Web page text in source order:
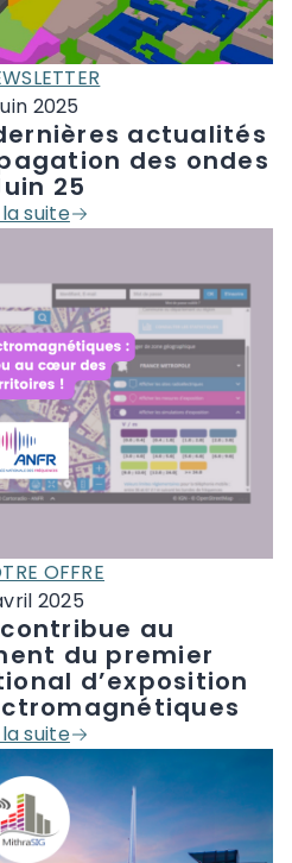
actualités
des ondes
25
suite
:
2025
au
du premier
d’exposition
suite
:
OFFRE
2025